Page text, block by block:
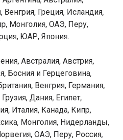
Венгрия, Греция, Исландия,
Монголия, ОАЭ, Перу,
ЮАР, Япония.
Австралия, Австрия,
Босния и Герцеговина,
Венгрия, Германия,
Дания, Египет,
Италия, Канада, Кипр,
Монголия, Нидерланды,
ОАЭ, Перу, Россия,